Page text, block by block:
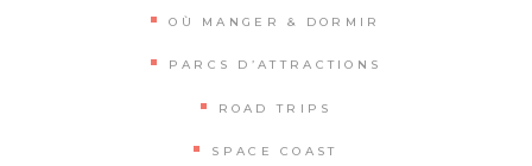
OÙ MANGER & DORMIR
PARCS D’ATTRACTIONS
ROAD TRIPS
SPACE COAST